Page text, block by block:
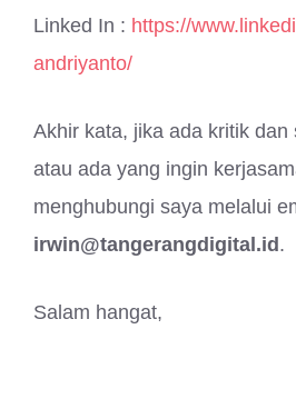
Linked In : https://
andriyanto/
Akhir kata, jika ada kritik dan
atau ada yang ingin
menghubungi saya melalui
irwin@tangerangdigital.id .
Salam hangat,